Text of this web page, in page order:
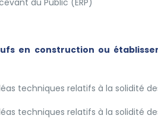
du Public (ERP)
en construction ou
techniques relatifs à la solidité
techniques relatifs à la solidité